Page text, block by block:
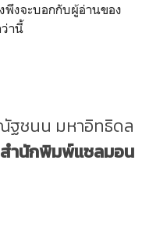
งจะบอกกับผู้อ่านของ
ว่านี้
ฐชนน มหาอิทธิดล
สำนักพิมพ์แซลมอน